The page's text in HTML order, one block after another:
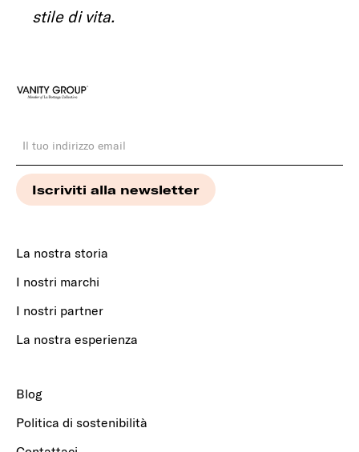
stile di vita.
La nostra storia
I nostri marchi
I nostri partner
La nostra esperienza
Blog
Politica di sostenibilità